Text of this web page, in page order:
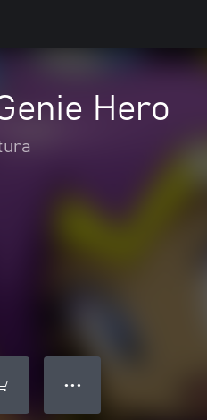
Hero
● ● ●